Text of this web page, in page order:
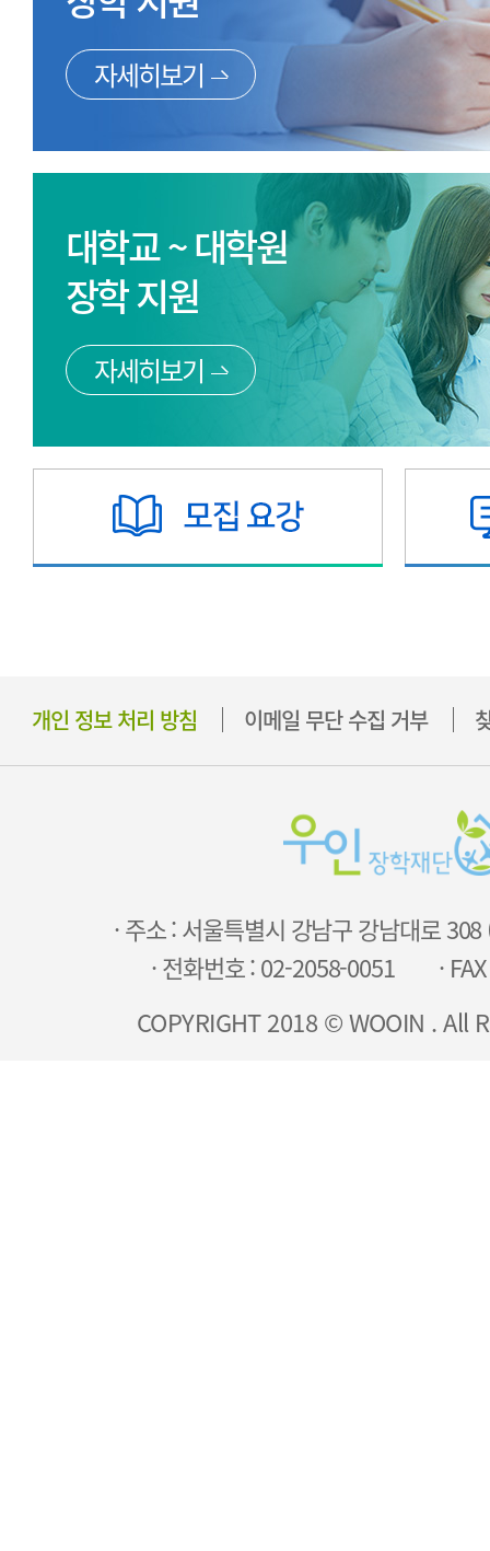
자세히보기
대학교 ~ 대학원
장학 지원
자세히보기
개인 정보 처리 방침 이메일 무단 수집 거부
· 주소 : 서울특별시 강남구 강남대로
· 전화번호 : 02-2058-0051
·
COPYRIGHT 2018 © WOOIN . All